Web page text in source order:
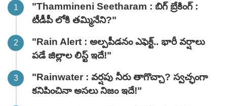
"Thammineni Seetharam : బిగ్ బ్రేకింగ్ :
టీడీపీ లోకి తమ్మినేని?"
"Rain Alert : అల్పపీడనం ఎఫెక్ట్.. భారీ వర్షాలు
పడే జిల్లాల లిస్ట్ ఇదే!"
"Rainwater : వర్షపు నీరు తాగొచ్చా? స్వచ్ఛంగా
కనిపించినా అసలు నిజం ఇదే!"